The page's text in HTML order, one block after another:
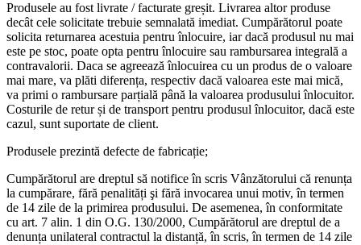
Produsele au fost livrate / facturate greșit. Livrarea altor produse
decât cele solicitate trebuie semnalată imediat. Cumpărătorul poate
solicita returnarea acestuia pentru înlocuire, iar dacă produsul nu mai
este pe stoc, poate opta pentru înlocuire sau rambursarea integrală a
contravalorii. Daca se agreează înlocuirea cu un produs de o valoare
mai mare, va plăti diferența, respectiv dacă valoarea este mai mică,
va primi o rambursare parțială până la valoarea produsului înlocuitor.
Costurile de retur și de transport pentru produsul înlocuitor, dacă este
cazul, sunt suportate de client.
Produsele prezintă defecte de fabricație;
Cumpărătorul are dreptul să notifice în scris Vânzătorului că renunța
la cumpărare, fără penalități şi fără invocarea unui motiv, în termen
de 14 zile de la primirea produsului. De asemenea, în conformitate
cu art. 7 alin. 1 din O.G. 130/2000, Cumpărătorul are dreptul de a
denunța unilateral contractul la distanță, în scris, în termen de 14 zile